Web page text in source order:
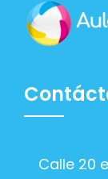
Calle 20